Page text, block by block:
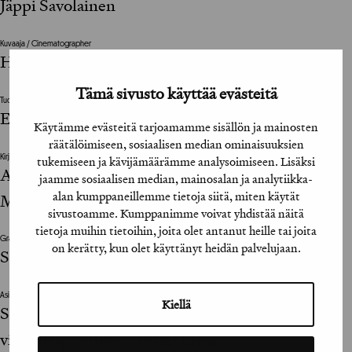
Tämä sivusto käyttää evästeitä
Käytämme evästeitä tarjoamamme sisällön ja mainosten
räätälöimiseen, sosiaalisen median ominaisuuksien
tukemiseen ja kävijämäärämme analysoimiseen. Lisäksi
jaamme sosiaalisen median, mainosalan ja analytiikka-
alan kumppaneillemme tietoja siitä, miten käytät
sivustoamme. Kumppanimme voivat yhdistää näitä
tietoja muihin tietoihin, joita olet antanut heille tai joita
on kerätty, kun olet käyttänyt heidän palvelujaan.
Kiellä
Jäppi Savolainen
Kuvaaja / Cinematographer
Hannu Pyyhtiä
Tuottaja / Producer
Elina Raitis
Kirjoittaja / Writer
André Wickström, Pertti Pällijeff, Calle
Mosander, Reeta Hietalahti
Graafinen suunnittelija / Graphic Designer
Santeri Kekkonen
Asiakkaan vastuuhenkilö / Client’s Representative
Sanna Jääskeläinen, markkinointi- ja
viestintäpäällikkö / Jukka Helin,